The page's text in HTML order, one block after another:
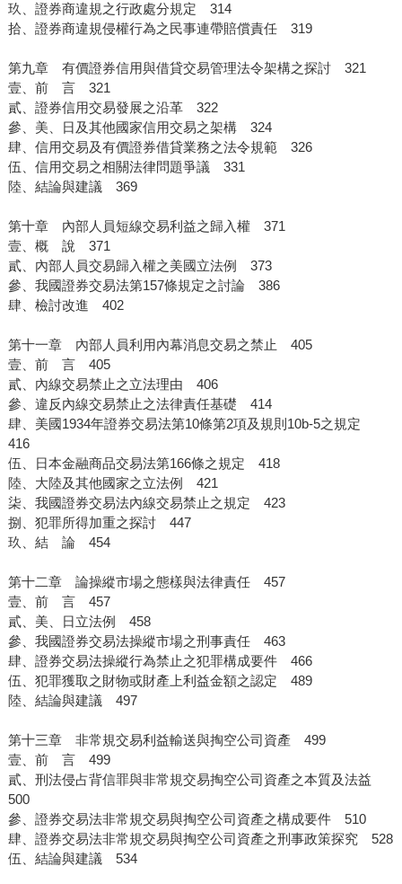
玖、證券商違規之行政處分規定 314
拾、證券商違規侵權行為之民事連帶賠償責任 319
第九章 有價證券信用與借貸交易管理法令架構之探討 321
壹、前 言 321
貳、證券信用交易發展之沿革 322
參、美、日及其他國家信用交易之架構 324
肆、信用交易及有價證券借貸業務之法令規範 326
伍、信用交易之相關法律問題爭議 331
陸、結論與建議 369
第十章 內部人員短線交易利益之歸入權 371
壹、概 說 371
貳、內部人員交易歸入權之美國立法例 373
參、我國證券交易法第157條規定之討論 386
肆、檢討改進 402
第十一章 內部人員利用內幕消息交易之禁止 405
壹、前 言 405
貳、內線交易禁止之立法理由 406
參、違反內線交易禁止之法律責任基礎 414
肆、美國1934年證券交易法第10條第2項及規則10b-5之規定
416
伍、日本金融商品交易法第166條之規定 418
陸、大陸及其他國家之立法例 421
柒、我國證券交易法內線交易禁止之規定 423
捌、犯罪所得加重之探討 447
玖、結 論 454
第十二章 論操縱市場之態樣與法律責任 457
壹、前 言 457
貳、美、日立法例 458
參、我國證券交易法操縱市場之刑事責任 463
肆、證券交易法操縱行為禁止之犯罪構成要件 466
伍、犯罪獲取之財物或財產上利益金額之認定 489
陸、結論與建議 497
第十三章 非常規交易利益輸送與掏空公司資產 499
壹、前 言 499
貳、刑法侵占背信罪與非常規交易掏空公司資產之本質及法益
500
參、證券交易法非常規交易與掏空公司資產之構成要件 510
肆、證券交易法非常規交易與掏空公司資產之刑事政策探究 528
伍、結論與建議 534